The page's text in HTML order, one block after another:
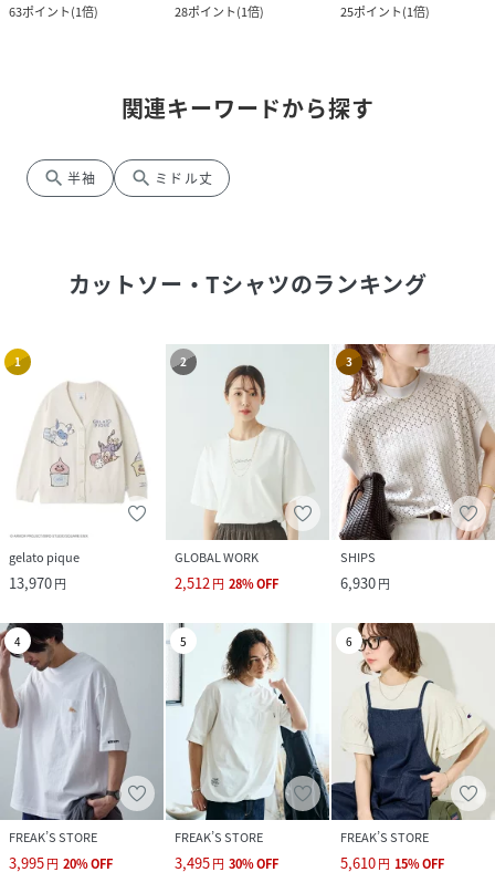
63ポイント(1倍)
28ポイント(1倍)
25ポイント(1倍)
関連キーワードから探す
search 半袖 search ミドル丈
カットソー・Tシャツのランキング
1
gelato pique
13,970円
2
GLOBAL WORK
2,512円 28%OFF
3
SHIPS
6,930円
4
FREAK’S STORE
3,995円 20%OFF
5
FREAK’S STORE
3,495円 30%OFF
6
FREAK’S STORE
5,610円 15%OFF